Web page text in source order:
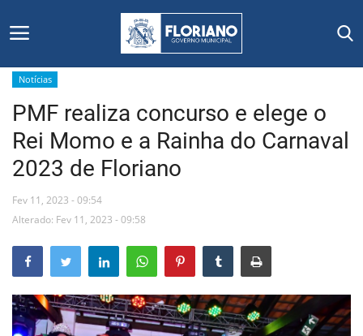
Início
Editais
Floriano
Mural de Licitações
Notícias
Notícias
PMF realiza concurso e elege o
Rei Momo e a Rainha do Carnaval
2023 de Floriano
Fev 11, 2023 - 09:54
Alterado: Fev 11, 2023 - 09:58